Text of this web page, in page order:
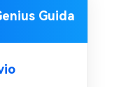
Guida